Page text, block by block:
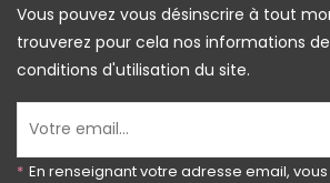
Vous pouvez vous désinscrire à tout
trouverez pour cela nos informations
conditions d'utilisation du site.
* En renseignant votre adresse email,